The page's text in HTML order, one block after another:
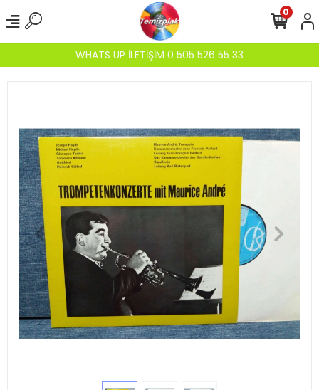
WHATS UP İLETİŞİM 0 505 526 55 33
0